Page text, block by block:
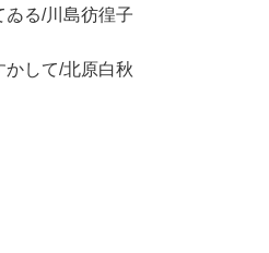
る/川島彷徨子
して/北原白秋